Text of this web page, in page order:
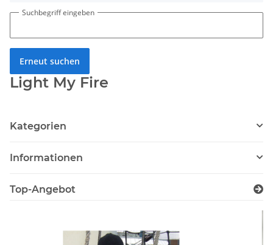
Suchbegriff eingeben
Erneut suchen
Light My Fire
Kategorien
Informationen
Top-Angebot